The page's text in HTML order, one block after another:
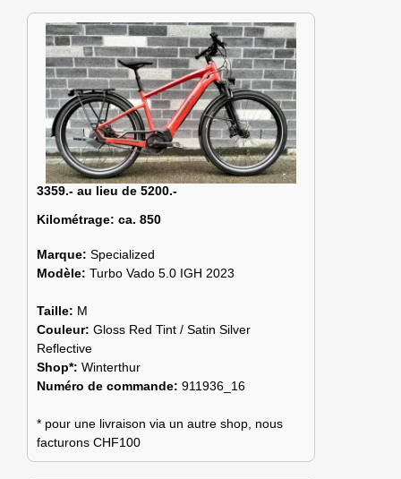
3359.- au lieu de 5200.-
Kilométrage: ca. 850
Marque: Specialized
Modèle: Turbo Vado 5.0 IGH 2023
Taille: M
Couleur: Gloss Red Tint / Satin Silver
Reflective
Shop*: Winterthur
Numéro de commande: 911936_16
* pour une livraison via un autre shop, nous
facturons CHF100